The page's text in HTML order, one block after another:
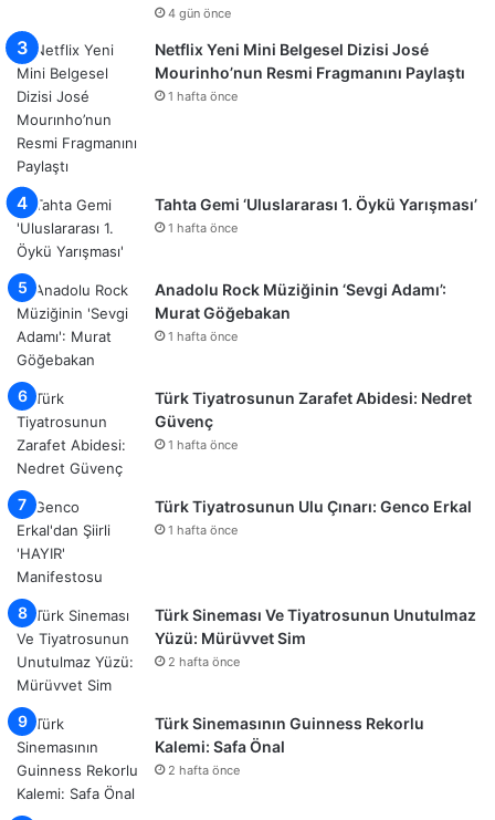
4 gün önce
Netflix Yeni Mini Belgesel Dizisi José
Mourinho’nun Resmi Fragmanını Paylaştı
1 hafta önce
Tahta Gemi ‘Uluslararası 1. Öykü Yarışması’
1 hafta önce
Anadolu Rock Müziğinin ‘Sevgi Adamı’:
Murat Göğebakan
1 hafta önce
Türk Tiyatrosunun Zarafet Abidesi: Nedret
Güvenç
1 hafta önce
Türk Tiyatrosunun Ulu Çınarı: Genco Erkal
1 hafta önce
Türk Sineması Ve Tiyatrosunun Unutulmaz
Yüzü: Mürüvvet Sim
2 hafta önce
Türk Sinemasının Guinness Rekorlu
Kalemi: Safa Önal
2 hafta önce